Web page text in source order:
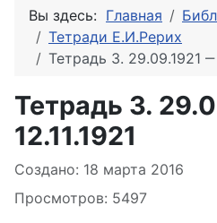
Вы здесь: Главная
Тетради Е.И.Рерих
Тетрадь 3. 29.09.1921 ‒
Тетрадь 3.
12.11.1921
Информация о материале
Создано: 18 марта 2016
Просмотров: 5497